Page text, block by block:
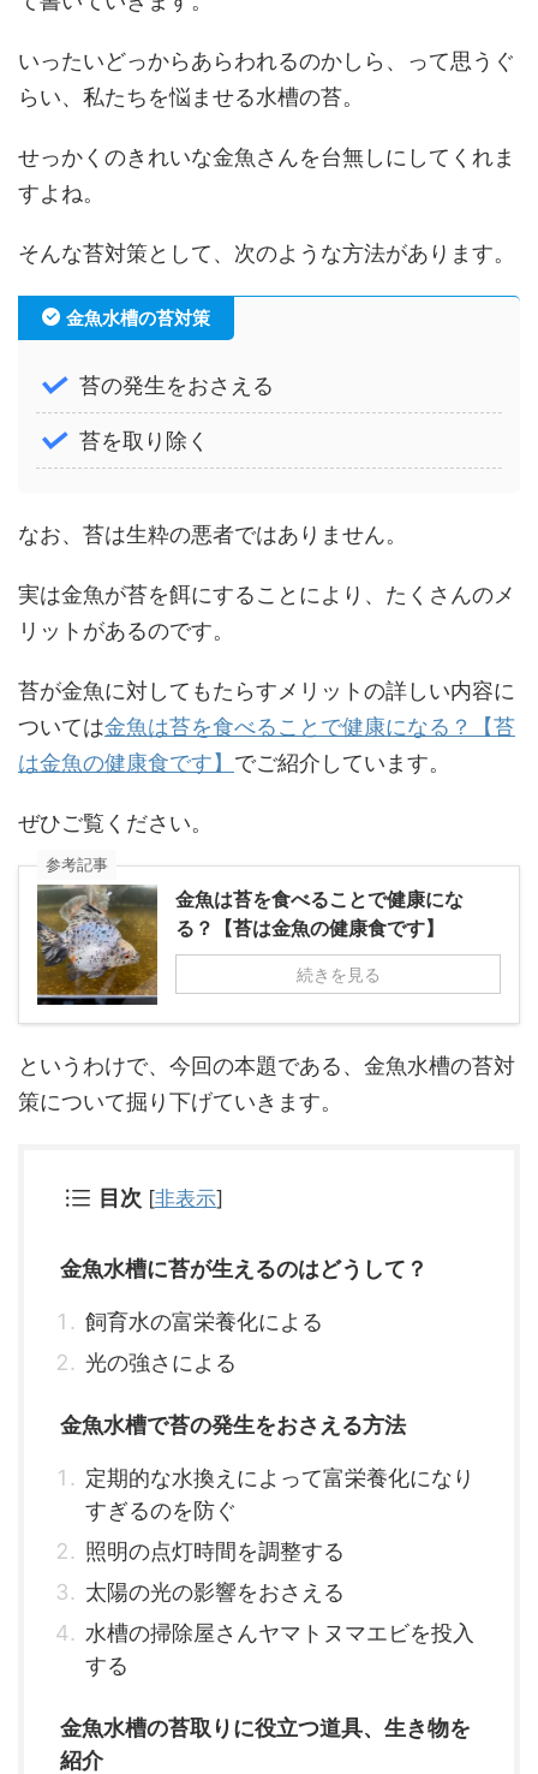
いったいどっからあらわれるのかしら、って思うぐ
らい、私たちを悩ませる水槽の苔。
せっかくのきれいな金魚さんを台無しにしてくれま
すよね。
そんな苔対策として、次のような方法があります。
金魚水槽の苔対策
苔の発生をおさえる
苔を取り除く
なお、苔は生粋の悪者ではありません。
実は金魚が苔を餌にすることにより、たくさんのメ
リットがあるのです。
苔が金魚に対してもたらすメリットの詳しい内容に
ついては金魚は苔を食べることで健康になる？【苔
は金魚の健康食です】 でご紹介しています。
ぜひご覧ください。
参考記事
金魚は苔を食べることで健康にな
る？【苔は金魚の健康食です】
続きを見る
というわけで、今回の本題である、金魚水槽の苔対
策について掘り下げていきます。
目次 [非表示]
金魚水槽に苔が生えるのはどうして？
飼育水の富栄養化による
光の強さによる
金魚水槽で苔の発生をおさえる方法
定期的な水換えによって富栄養化になり
すぎるのを防ぐ
照明の点灯時間を調整する
太陽の光の影響をおさえる
水槽の掃除屋さんヤマトヌマエビを投入
する
金魚水槽の苔取りに役立つ道具、生き物を
紹介